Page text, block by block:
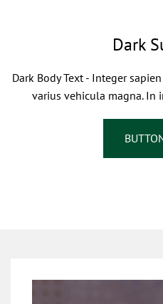
Dark
Dark Body Text - Integer
varius vehicula magna.